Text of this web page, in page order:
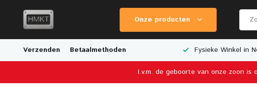
Onze producten
Verzenden Betaalmethoden
Verzending Breed Aanbod van Schaalmodellen Fysieke Winkel in
I.v.m. de geboorte van onze zoon is